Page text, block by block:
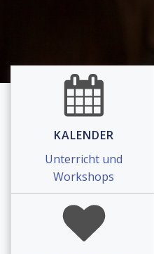
KALENDER
Unterricht und
Workshops